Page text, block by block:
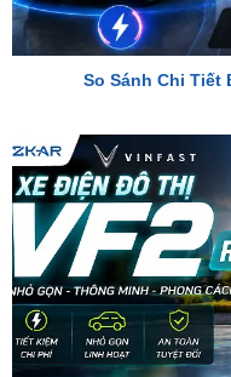
So Sánh Chi Tiết